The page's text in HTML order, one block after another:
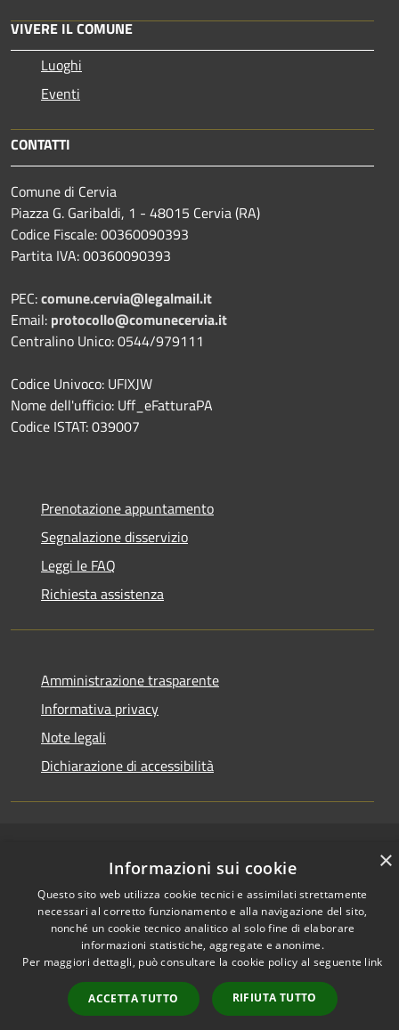
VIVERE IL COMUNE
Luoghi
Eventi
CONTATTI
Comune di Cervia
Piazza G. Garibaldi, 1 - 48015 Cervia (RA)
Codice Fiscale: 00360090393
Partita IVA: 00360090393
PEC:comune.cervia@legalmail.it
Email: protocollo@comunecervia.it
Centralino Unico: 0544/979111
Codice Univoco: UFIXJW
Nome dell'ufficio: Uff_eFatturaPA
Codice ISTAT: 039007
Prenotazione appuntamento
Segnalazione disservizio
Leggi le FAQ
Richiesta assistenza
Amministrazione trasparente
Informativa privacy
Note legali
Dichiarazione di accessibilità
Privacy
Cookie
Mappa del sito
Cervia • Powered by
Municipium•Accesso
redazione
×
Informazioni sui cookie
Questo sito web utilizza cookie tecnici e assimilati strettamente
necessari al corretto funzionamento e alla navigazione del sito,
nonché un cookie tecnico analitico al solo fine di elaborare
informazioni statistiche, aggregate e anonime.
Per maggiori dettagli, può consultare la cookie policy al seguente link
ACCETTA TUTTO RIFIUTA TUTTO